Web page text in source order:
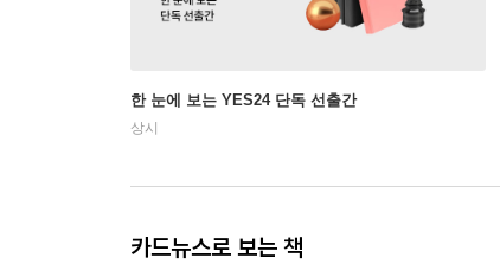
한 눈에 보는 YES24 단독 선출간
상시
카드뉴스로 보는 책